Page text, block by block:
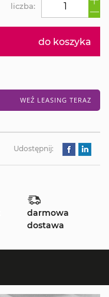
do koszyka
WEŹ LEASING TERAZ
liczba:
Udostępnij:
darmowa
dostawa